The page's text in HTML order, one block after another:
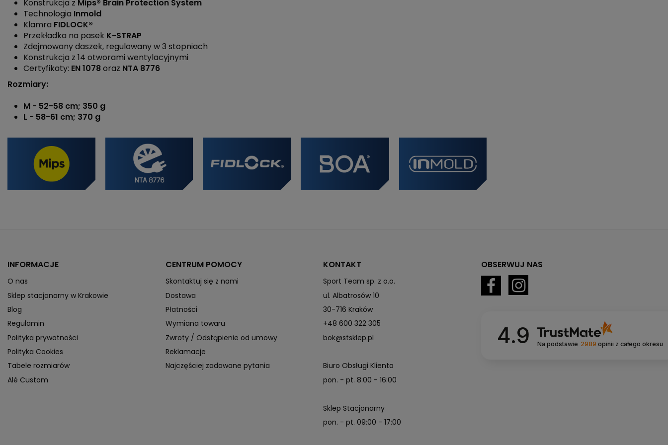
Konstrukcja z Mips® Brain Protection System
Technologia Inmold
Klamra FIDLOCK®
Przekładka na pasek K-STRAP
Zdejmowany daszek, regulowany w 3 stopniach
Konstrukcja z 14 otworami wentylacyjnymi
Certyfikaty: EN 1078oraz NTA 8776
Rozmiary:
M - 52-58 cm; 350 g
L - 58-61 cm; 370 g
ean134036638099334
INFORMACJE
O nas
Sklep stacjonarny w Krakowie
Blog
Regulamin
Polityka prywatności
Polityka Cookies
Tabele rozmiarów
Alé Custom
CENTRUM POMOCY
Skontaktuj się z nami
Dostawa
Płatności
Wymiana towaru
Zwroty / Odstąpienie od umowy
Reklamacje
Najczęściej zadawane pytania
KONTAKT
Sport Team sp. z o.o.
ul. Albatrosów 10
30-716 Kraków
+48 600 322 305
bok@stsklep.pl
Biuro Obsługi Klienta
pon. - pt. 8:00 - 16:00
Sklep Stacjonarny
pon. - pt. 09:00 - 17:00
OBSERWUJ NAS
4.9 Na podstawie 2989 opinii z całego okresu